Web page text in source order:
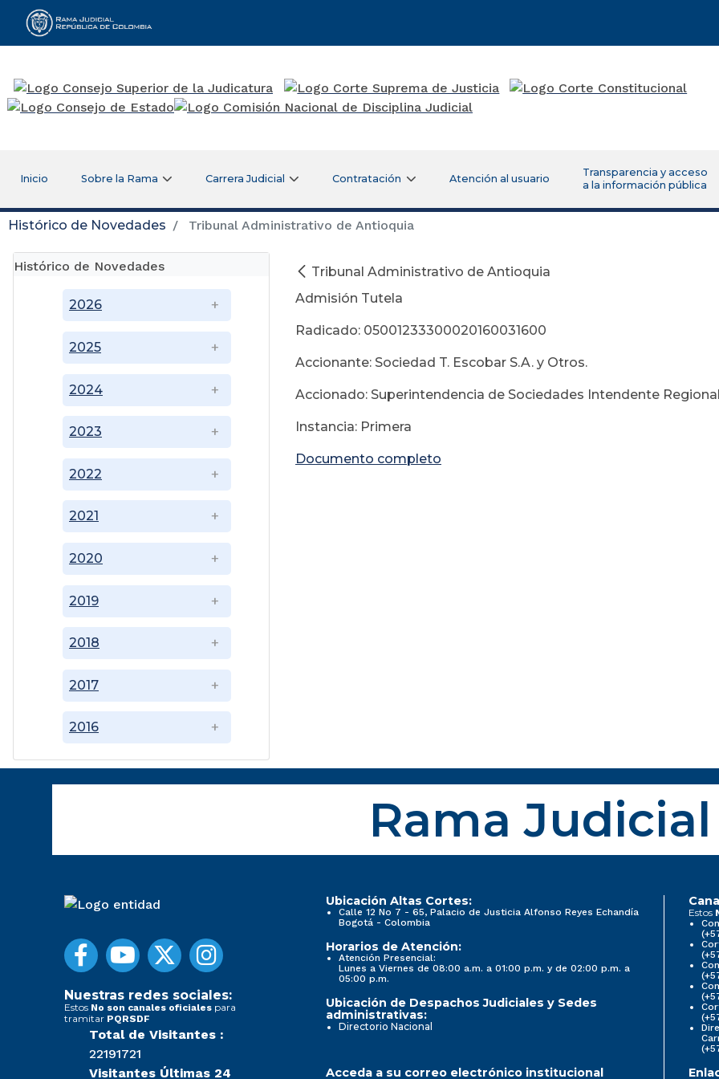
Rama Judicial
Inicio Sobre la Rama Carrera Judicial Contratación Atención al usuario
Transparencia y acceso
a la información pública
Histórico de Novedades Tribunal Administrativo de Antioquia
Histórico de Novedades
2016
2017
2018
2019
2020
2021
2022
2023
2024
2025
2026
Tribunal Administrativo de Antioquia
Admisión Tutela
Radicado: 05001233300020160031600
Accionante: Sociedad T. Escobar S.A. y Otros.
Accionado: Superintendencia de Sociedades Intendente
Instancia: Primera
Documento completo
Rama Judicial
Nuestras redes sociales:
Estos No son canales oficiales para
tramitar PQRSDF
Total de Visitantes :
22191721
Visitantes Últimas 24
Ubicación Altas Cortes:
Calle 12 No 7 - 65, Palacio de Justicia Alfonso Reyes Echandía
Bogotá - Colombia
Horarios de Atención:
Atención Presencial:
Lunes a Viernes de 08:00 a.m. a 01:00 p.m. y de 02:00 p.m. a
05:00 p.m.
Ubicación de Despachos Judiciales y Sedes
administrativas:
Directorio Nacional
Estos
Acceda a su correo electrónico institucional